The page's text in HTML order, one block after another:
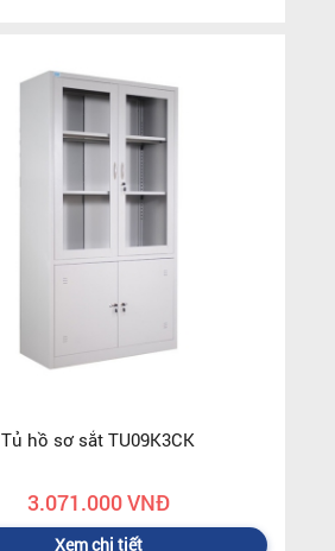
Tủ hồ sơ sắt TU09K3CK
3.071.000 VNĐ
Xem chi tiết